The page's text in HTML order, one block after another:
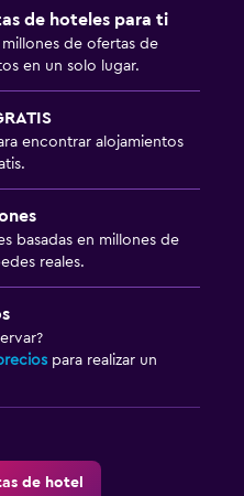
de hoteles para ti
de ofertas de
en un solo lugar.
encontrar alojamientos
basadas en millones de
reales.
para realizar un
de hotel